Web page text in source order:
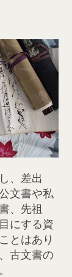
、差出
文書や私
、先祖
にする資
とはあり
古文書の